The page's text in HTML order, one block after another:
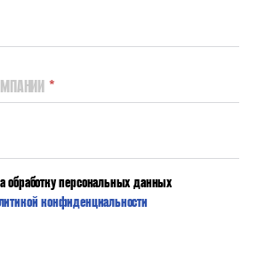
*
обработку персональных данных
конфиденциальности